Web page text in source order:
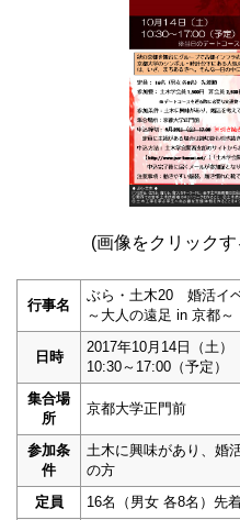
(画像をクリック
行事名
ぶら・土木20 婚活イ
～大人の遠足 in 京都～
日時
2017年10月14日（土）
10:30～17:00（予定）
集合場
所
京都大学正門前
参加条
件
土木に興味があり、婚
の方
定員
16名（男女 各8名）先